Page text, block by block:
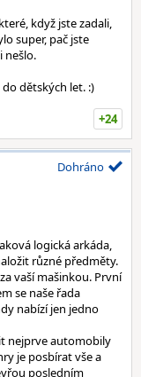
když jste zadali,
super, pač jste
nešlo.
dětských let. :)
+24
Dohráno
logická arkáda,
různé předměty.
vaší mašinkou. První
se naše řada
nabízí jen jedno
nejprve automobily
je posbírat vše a
posledním